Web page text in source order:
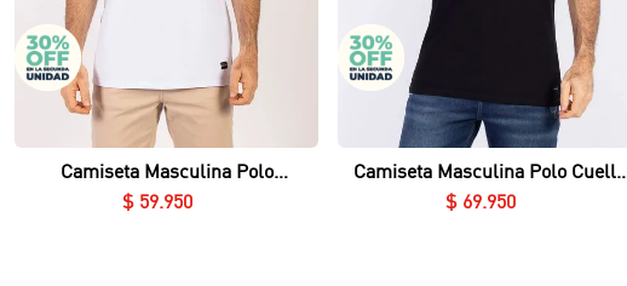
Vista rápida
Camiseta Masculina Polo
Essential en Piqué Lycrado
$ 59. 950
Vista rápida
Camiseta Masculina Polo Cuello
Nerú Essential en Piqué Lycrado
$ 69. 950